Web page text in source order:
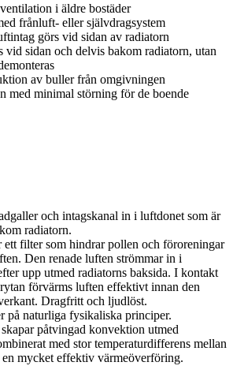
i äldre bostäder
frånluft- eller självdragsystem
görs vid sidan av radiatorn
vid sidan och delvis bakom radiatorn, utan
av buller från omgivningen
med minimal störning för de boende
och intagskanal in i luftdonet som är
radiatorn.
filter som hindrar pollen och föroreningar
Den renade luften strömmar in i
upp utmed radiatorns baksida. I kontakt
förvärms luften effektivt innan den
Dragfritt och ljudlöst.
på naturliga fysikaliska principer.
påtvingad konvektion utmed
med stor temperaturdifferens mellan
mycket effektiv värmeöverföring.